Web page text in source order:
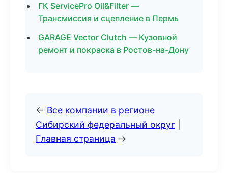
ГК ServicePro Oil&Filter —
Трансмиссия и сцепление в Пермь
GARAGE Vector Clutch — Кузовной
ремонт и покраска в Ростов-на-Дону
← Все компании в регионе
Сибирский федеральный округ
Главная страница →